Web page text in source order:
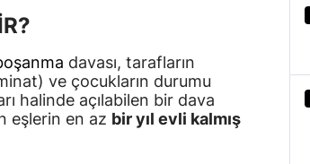
Kayseri
Kırklareli
davası, tarafların
ve çocukların durumu
halinde açılabilen bir dava
eşlerin en az bir yıl evli kalmış